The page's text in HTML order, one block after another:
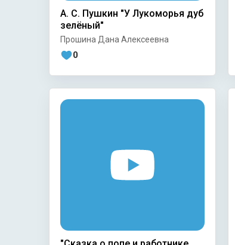
А. С. Пушкин "У Лукоморья дуб
зелёный"
Прошина Дана Алексеевна
0